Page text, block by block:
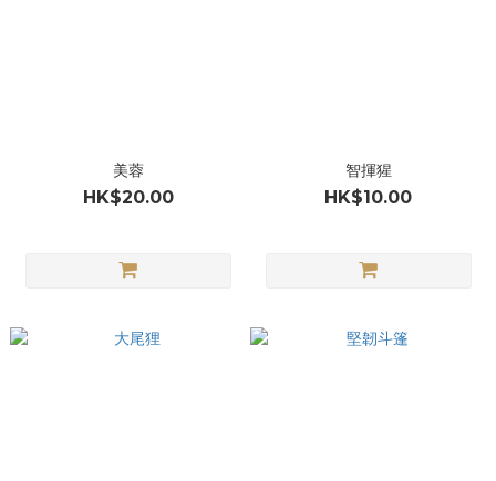
美蓉
HK$20.00
智揮猩
HK$10.00